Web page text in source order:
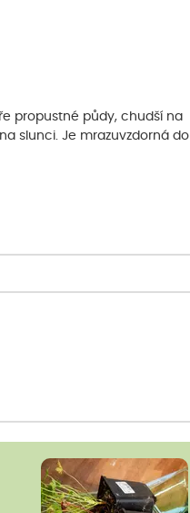
propustné půdy, chudší na
slunci. Je mrazuvzdorná do